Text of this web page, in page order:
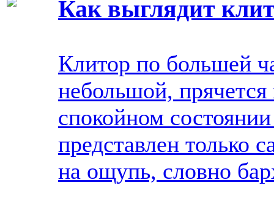
Как выглядит
Клитор по большей
небольшой,
спокойном
представлен только
на ощупь, словно